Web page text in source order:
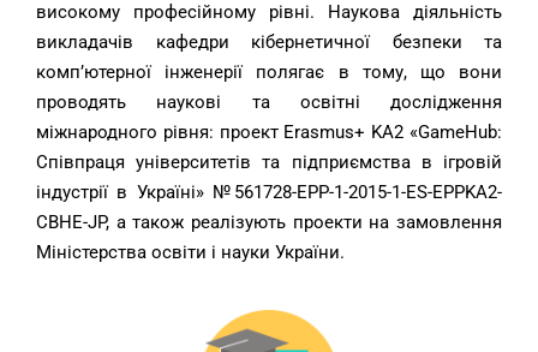
високому професійному рівні. Наукова діяльність
викладачів кафедри кібернетичної безпеки та
комп’ютерної інженерії полягає в тому, що вони
проводять наукові та освітні дослідження
міжнародного рівня: проект Erasmus+ KA2 «GameHub:
Співпраця університетів та підприємства в ігровій
індустрії в Україні» №561728-EPP-1-2015-1-ES-EPPKA2-
CBHE-JP, а також реалізують проекти на замовлення
Міністерства освіти і науки України.